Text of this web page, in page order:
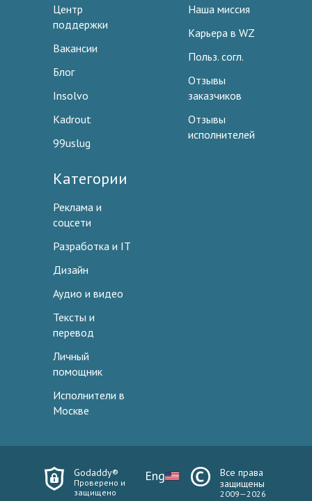
Центр
поддержки
Вакансии
Блог
Insolvo
Kadrout
99uslug
Наша миссия
Карьера в WZ
Польз. согл.
Отзывы
заказчиков
Отзывы
исполнителей
Категории
Реклама и
соцсети
Разработка и IT
Дизайн
Аудио и видео
Тексты и
перевод
Личный
помощник
Исполнители в
Москве
Godaddy®
Проверено и
защищено
Eng
Все права
защищены
2009—2026